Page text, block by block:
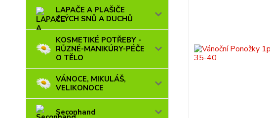
LAPAČE A PLAŠIČE
ZLÝCH SNŮ A DUCHŮ
KOSMETIKÉ POTŘEBY -
RŮZNÉ-MANIKÚRY-PÉČE
O TĚLO
VÁNOCE, MIKULÁŠ,
VELIKONOCE
Seconhand